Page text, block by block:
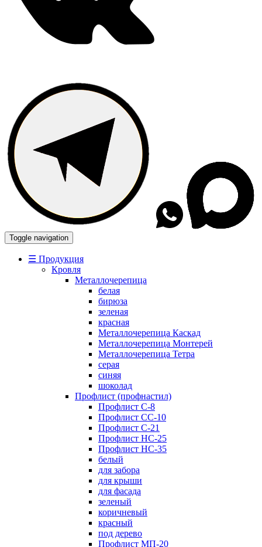
Toggle navigation
☰ Продукция
Кровля
Металлочерепица
белая
бирюза
зеленая
красная
Металлочерепица Каскад
Металлочерепица Монтерей
Металлочерепица Тетра
серая
синяя
шоколад
Профлист (профнастил)
Профлист С-8
Профлист СС-10
Профлист C-21
Профлист НС-25
Профлист НС-35
белый
для забора
для крыши
для фасада
зеленый
коричневый
красный
под дерево
Профлист МП-20